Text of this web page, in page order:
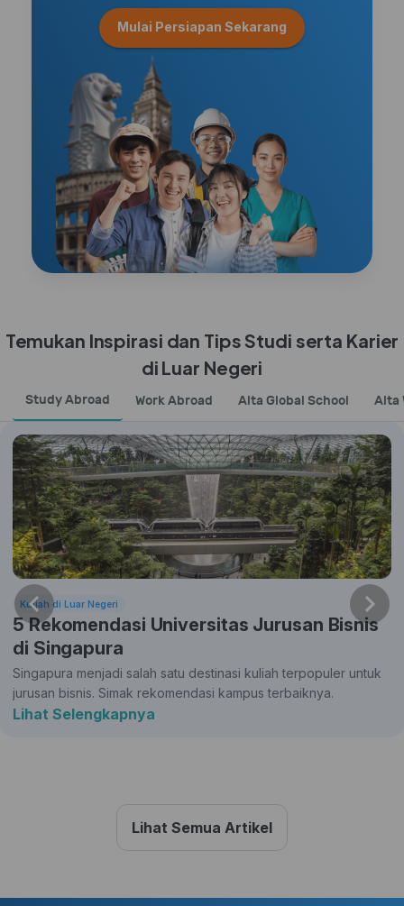
Mulai Persiapan Sekarang
Temukan Inspirasi dan Tips Studi serta Karier
di Luar Negeri
Study Abroad Work Abroad Alta Global School Alta
Kuliah di Luar Negeri
5 Rekomendasi Universitas Jurusan Bisnis
di Singapura
Singapura menjadi salah satu destinasi kuliah terpopuler untuk
jurusan bisnis. Simak rekomendasi kampus terbaiknya.
Lihat Selengkapnya
Lihat Semua Artikel